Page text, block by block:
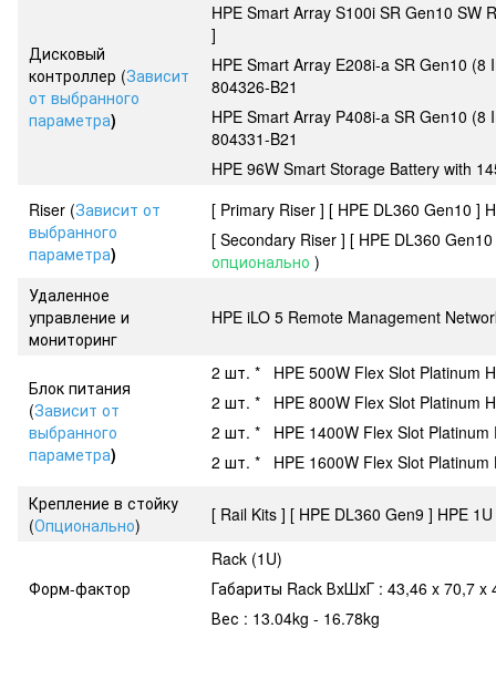
Дисковый
контроллер (Зависит
от выбранного
параметра)
HPE Smart Array S100i SR Gen10 SW
]
HPE Smart Array E208i-a SR Gen10
804326-B21
HPE Smart Array P408i-a SR Gen10
804331-B21
HPE 96W Smart Storage Battery with
Riser (Зависит от
выбранного
параметра)
[ Primary Riser ] [ HPE DL360 Gen10 ]
[ Secondary Riser ] [ HPE DL360
опционально )
Удаленное
управление и
мониторинг
HPE iLO 5 Remote Management
Блок питания
(Зависит от
выбранного
параметра)
2 шт. * HPE 500W Flex Slot Platinum
2 шт. * HPE 800W Flex Slot Platinum
2 шт. * HPE 1400W Flex Slot Platinum
2 шт. * HPE 1600W Flex Slot Platinum
Крепление в стойку
(Опционально) [ Rail Kits ] [ HPE DL360 Gen9 ] HPE
Форм-фактор
Rack (1U)
Габариты Rack ВхШхГ : 43,46 x 70,7 x
Вес : 13.04kg - 16.78kg